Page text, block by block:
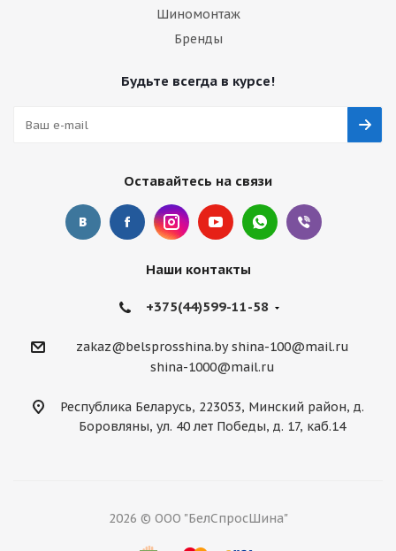
Шиномонтаж
Бренды
Будьте всегда в курсе!
Оставайтесь на связи
Наши контакты
+375(44)599-11-58
zakaz@belsprosshina.by shina-100@mail.ru
shina-1000@mail.ru
Республика Беларусь, 223053, Минский район, д.
Боровляны, ул. 40 лет Победы, д. 17, каб.14
2026 © ООО "БелСпросШина"